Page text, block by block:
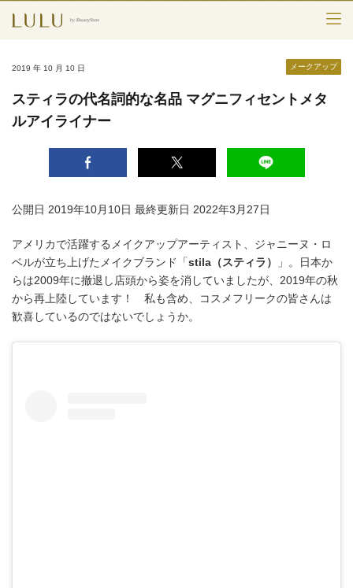
スキンケア
ボディ＆ヘア
ライフスタイル
2019 年 10 月 10 日 メークアップ
スティラの代名詞的な名品 マグニフィセントメタ
ルアイライナー
公開日 2019年10月10日 最終更新日 2022年3月27日
アメリカで活躍するメイクアップアーティスト、ジャニーヌ・ロ
ベルが立ち上げたメイクブランド「stila（スティラ）
」。日本か
らは2009年に撤退し店頭から姿を消していましたが、2019年の秋
から再上陸しています！ 私も含め、コスメフリークの皆さんは
歓喜しているのではないでしょうか。